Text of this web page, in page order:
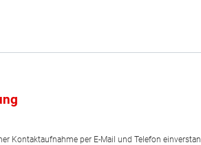
Kontaktaufnahme per E-Mail und Telefon